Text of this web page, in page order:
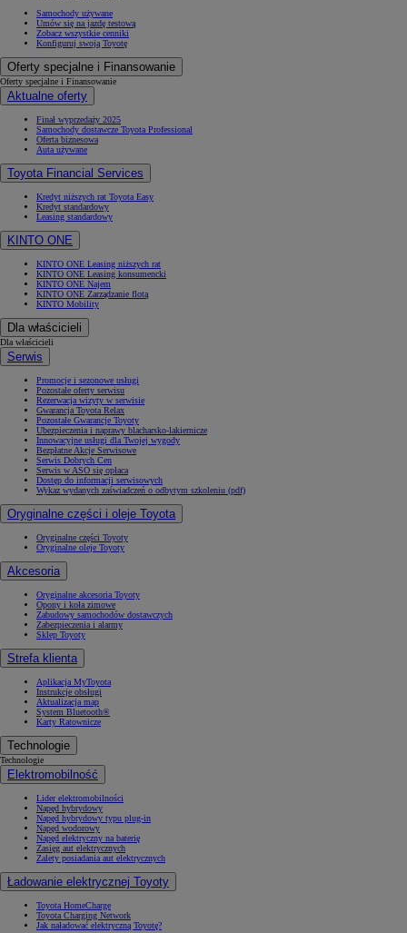
Samochody używane
Umów się na jazdę testową
Zobacz wszystkie cenniki
Konfiguruj swoją Toyotę
Oferty specjalne i Finansowanie
Oferty specjalne i Finansowanie
Aktualne oferty
Finał wyprzedaży 2025
Samochody dostawcze Toyota Professional
Oferta biznesowa
Auta używane
Toyota Financial Services
Kredyt niższych rat Toyota Easy
Kredyt standardowy
Leasing standardowy
KINTO ONE
KINTO ONE Leasing niższych rat
KINTO ONE Leasing konsumencki
KINTO ONE Najem
KINTO ONE Zarządzanie flotą
KINTO Mobility
Dla właścicieli
Dla właścicieli
Serwis
Promocje i sezonowe usługi
Pozostałe oferty serwisu
Rezerwacja wizyty w serwisie
Gwarancja Toyota Relax
Pozostałe Gwarancje Toyoty
Ubezpieczenia i naprawy blacharsko-lakiernicze
Innowacyjne usługi dla Twojej wygody
Bezpłatne Akcje Serwisowe
Serwis Dobrych Cen
Serwis w ASO się opłaca
Dostęp do informacji serwisowych
Wykaz wydanych zaświadczeń o odbytym szkoleniu (pdf)
Oryginalne części i oleje Toyota
Oryginalne części Toyoty
Oryginalne oleje Toyoty
Akcesoria
Oryginalne akcesoria Toyoty
Opony i koła zimowe
Zabudowy samochodów dostawczych
Zabezpieczenia i alarmy
Sklep Toyoty
Strefa klienta
Aplikacja MyToyota
Instrukcje obsługi
Aktualizacja map
System Bluetooth®
Karty Ratownicze
Technologie
Technologie
Elektromobilność
Lider elektromobilności
Napęd hybrydowy
Napęd hybrydowy typu plug-in
Napęd wodorowy
Napęd elektryczny na baterię
Zasięg aut elektrycznych
Zalety posiadania aut elektrycznych
Ładowanie elektrycznej Toyoty
Toyota HomeCharge
Toyota Charging Network
Jak naładować elektryczną Toyotę?